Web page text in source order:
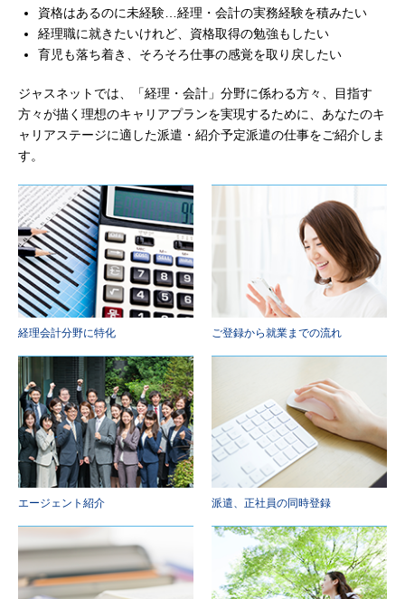
資格はあるのに未経験…経理・会計の実務経験を積みたい
経理職に就きたいけれど、資格取得の勉強もしたい
育児も落ち着き、そろそろ仕事の感覚を取り戻したい
ジャスネットでは、「経理・会計」分野に係わる方々、目指す
方々が描く理想のキャリアプランを実現するために、あなたのキ
ャリアステージに適した派遣・紹介予定派遣の仕事をご紹介しま
す。
経理会計分野に特化 ご登録から就業までの流れ
エージェント紹介 派遣、正社員の同時登録